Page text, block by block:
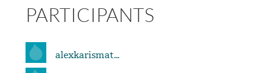
PARTICIPANTS
alexkarismat...